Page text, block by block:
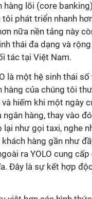
hàng lõi (core
phát triển nhanh
nữa nền tảng này
thái đa dạng và
tác tại Việt Nam.
là một hệ sinh thái
hàng của chúng tôi
hiếm khi một ngày
ngân hàng, thay vào
như gọi taxi, nghe
khách hàng gần như
ra YOLO cung
Đây là sự kết hợp